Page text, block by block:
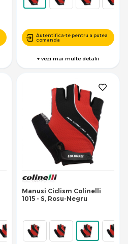
Autentifica-te pentru a putea
comanda
+ vezi mai multe detalii
Manusi Ciclism Colinelli
1015 - S, Rosu-Negru